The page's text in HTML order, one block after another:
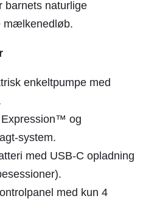
barnets naturlige
mælkenedløb.
enkeltpumpe med
Expression™ og
system.
med USB-C opladning
med kun 4